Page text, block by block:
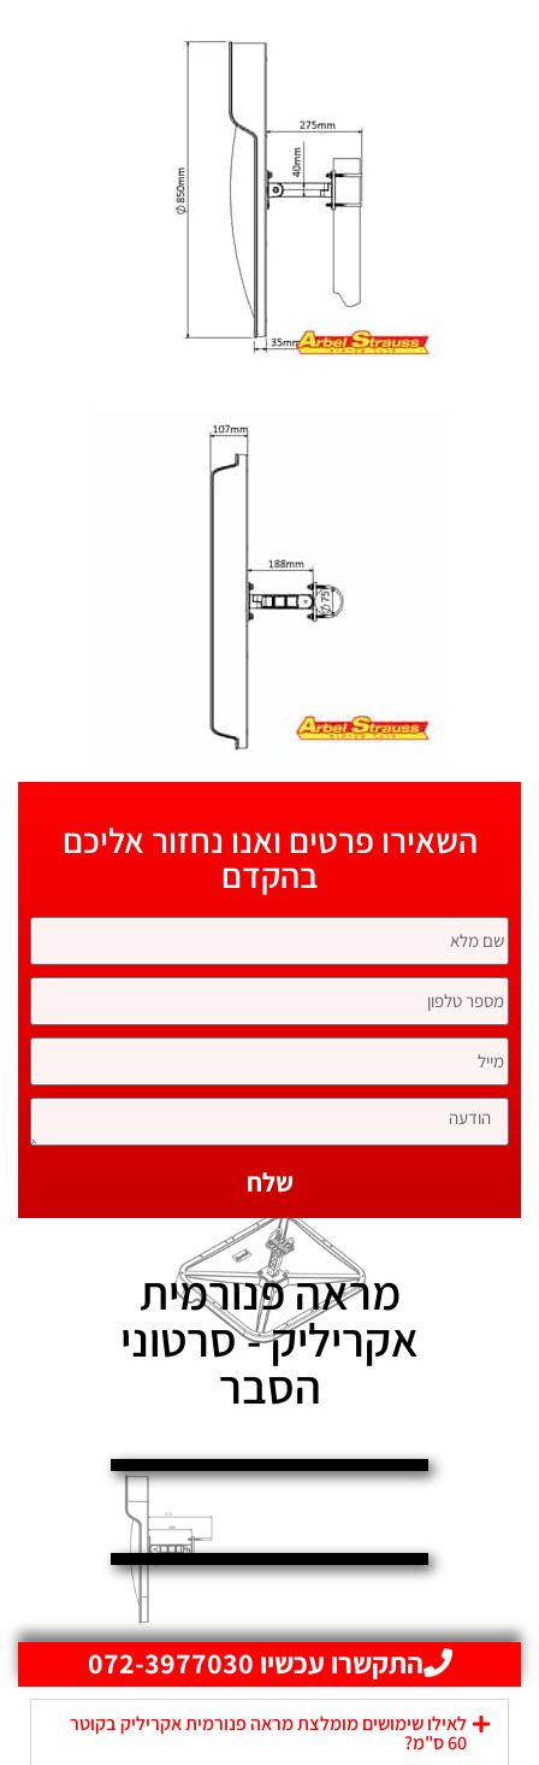
השאירו פרטים ואנו נחזור אליכם
בהקדם
שלח
מראה פנורמית
אקריליק - סרטוני
הסבר
התקשרו עכשיו 072-3977030
לאילו שימושים מומלצת מראה פנורמית אקריליק בקוטר
60 ס"מ?